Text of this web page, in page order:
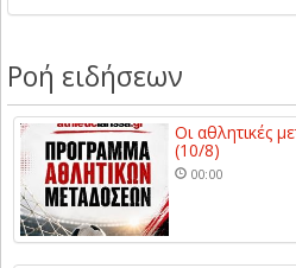
Ροή ειδήσεων
Οι αθλητικές
(10/8)
00:00